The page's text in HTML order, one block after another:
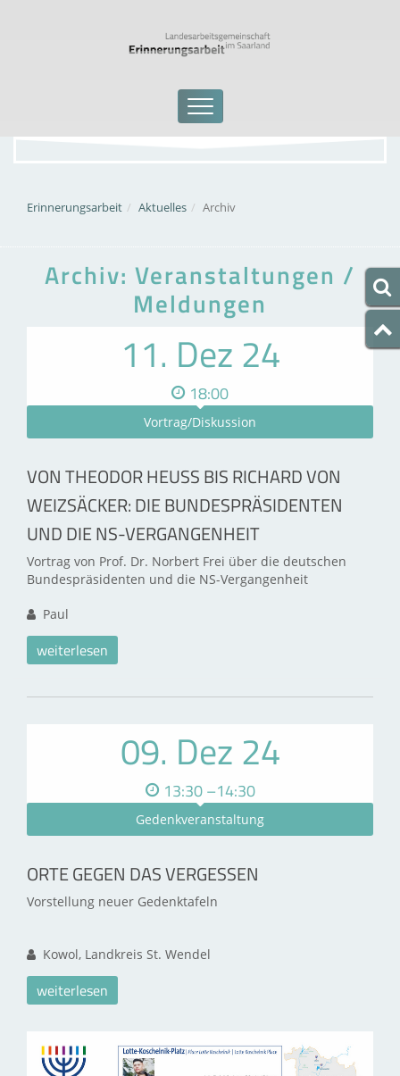
Erinnerungsarbeit Aktuelles Archiv
Archiv: Veranstaltungen /
Meldungen
11. Dez 24
18:00
Vortrag/Diskussion
VON THEODOR HEUSS BIS RICHARD VON
WEIZSÄCKER: DIE BUNDESPRÄSIDENTEN
UND DIE NS-VERGANGENHEIT
Vortrag von Prof. Dr. Norbert Frei über die deutschen
Bundespräsidenten und die NS-Vergangenheit
Paul
weiterlesen
09. Dez 24
13:30 –14:30
Gedenkveranstaltung
ORTE GEGEN DAS VERGESSEN
Vorstellung neuer Gedenktafeln
Kowol, Landkreis St. Wendel
weiterlesen